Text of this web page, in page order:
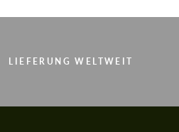
LIEFERUNG WELTWEIT